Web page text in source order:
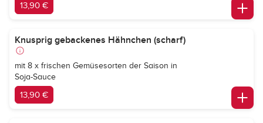
13,90 €
Knusprig gebackenes Hähnchen (scharf)
mit 8 x frischen Gemüsesorten der Saison in
Soja-Sauce
13,90 €